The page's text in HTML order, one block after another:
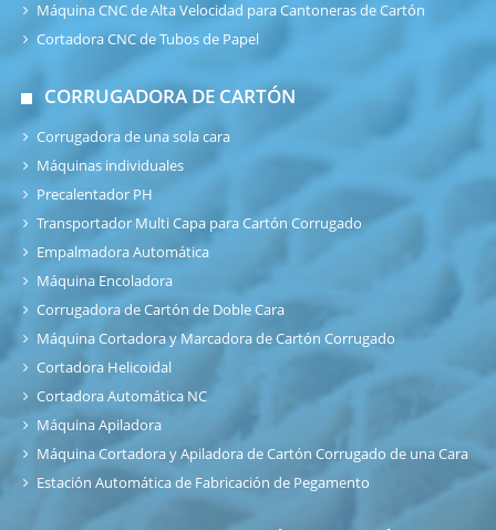
Máquina CNC de Alta Velocidad para Cantoneras de Cartón
Cortadora CNC de Tubos de Papel
CORRUGADORA DE CARTÓN
Corrugadora de una sola cara
Máquinas individuales
Precalentador PH
Transportador Multi Capa para Cartón Corrugado
Empalmadora Automática
Máquina Encoladora
Corrugadora de Cartón de Doble Cara
Máquina Cortadora y Marcadora de Cartón Corrugado
Cortadora Helicoidal
Cortadora Automática NC
Máquina Apiladora
Máquina Cortadora y Apiladora de Cartón Corrugado de una Cara
Estación Automática de Fabricación de Pegamento